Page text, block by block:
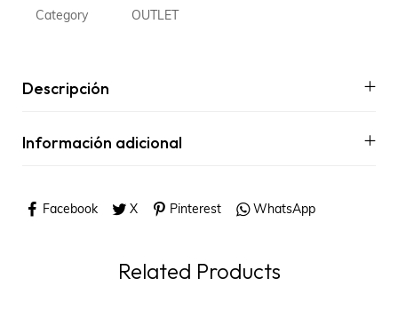
Category OUTLET
Descripción
Información adicional
Facebook X Pinterest WhatsApp
Related Products